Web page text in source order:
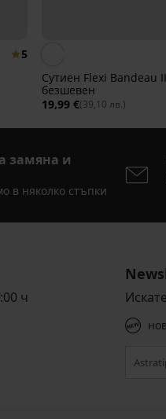
5
Сутиен Flexi Bandeau II
безшевен
19,99 €(39,10 лв.)
замяна и
в няколко стъпки
ч